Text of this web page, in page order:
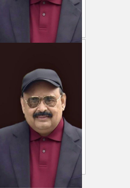
سے ہولی کھیلنابند کی جائے،
الطاف حسین...